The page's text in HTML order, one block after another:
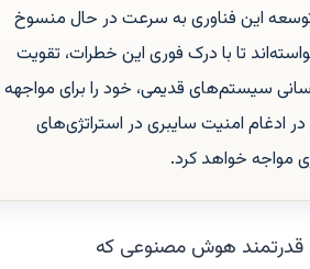
توسعه این فناوری به سرعت در حال منسوخ
تا با درک فوری این خطرات، تقویت
سیستم‌های قدیمی، خود را برای مواجهه
ادغام امنیت سایبری در استراتژی‌های
مواجه خواهد کرد.
قدرتمند هوش مصنوعی که